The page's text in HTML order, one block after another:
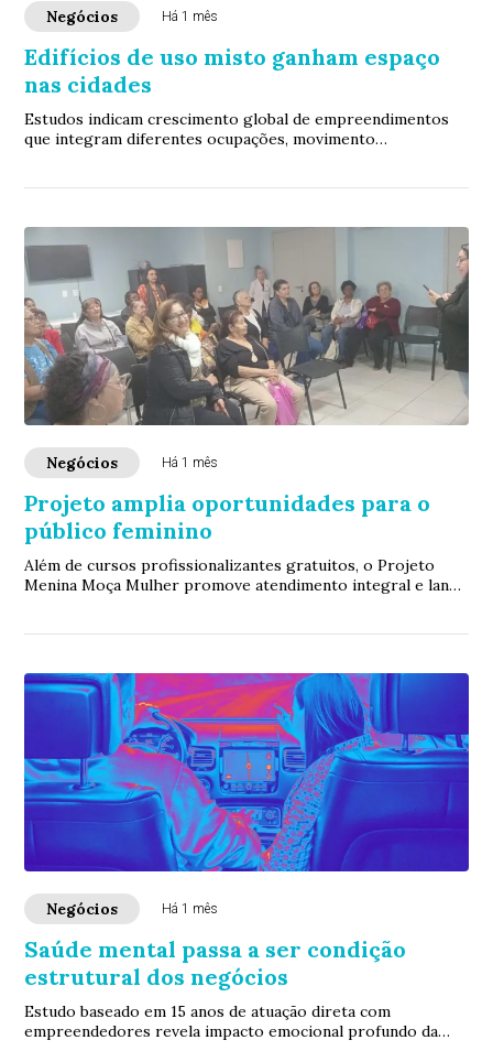
Negócios Há 1 mês
Edifícios de uso misto ganham espaço
nas cidades
Estudos indicam crescimento global de empreendimentos
que integram diferentes ocupações, movimento
Negócios Há 1 mês
Projeto amplia oportunidades para o
público feminino
Além de cursos profissionalizantes gratuitos, o Projeto
Menina Moça Mulher promove atendimento integral e lança
Negócios Há 1 mês
Saúde mental passa a ser condição
estrutural dos negócios
Estudo baseado em 15 anos de atuação direta com
empreendedores revela impacto emocional profundo da